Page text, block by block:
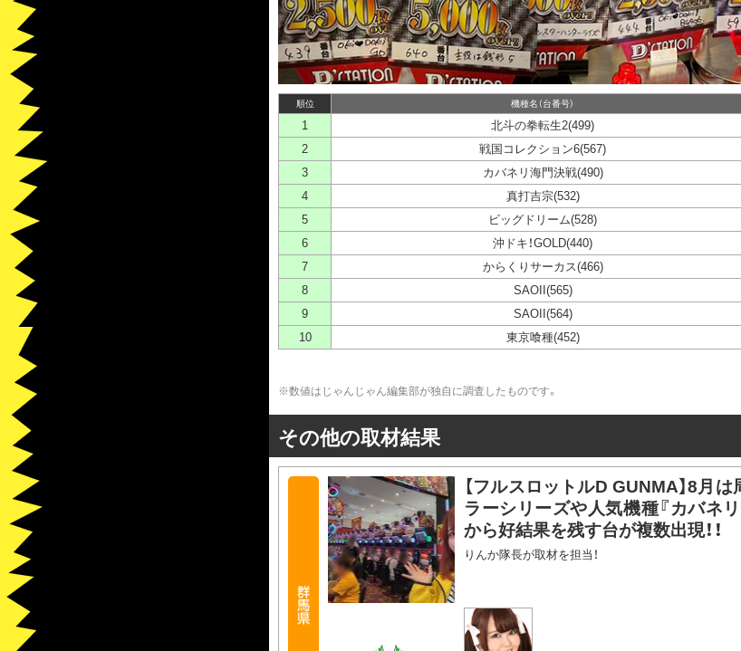
順位 機種名（台番号）
1 北斗の拳転生2(499)
2
戦国コレクション6(567)
3
カバネリ海門決戦(490)
4
真打吉宗(532)
5
ビッグドリーム(528)
6
沖ドキ！GOLD(440)
7
からくりサーカス(466)
8
SAOII(565)
9
SAOII(564)
10
東京喰種(452)
※数値はじゃんじゃん編集部が独自に調査したものです。
その他の取材結果
【フルスロットルD GUNMA】8月は
ラーシリーズや人気機種『カバネ
から好結果を残す台が複数出現！！
りんか隊長が取材を担当！